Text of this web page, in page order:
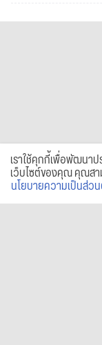
เราใช้คุกกี้เพื่อพัฒนา
เว็บไซต์ของคุณ คุณส
นโยบายความเป็นส่ว